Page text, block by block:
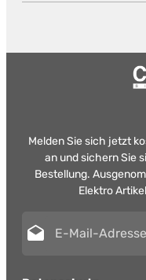
Melden Sie sich jetzt
an und sichern Sie
Bestellung.
Elektro